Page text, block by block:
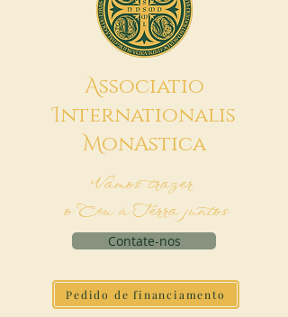
Associatio
Internationalis
MonAstica
Vamos trazer
o Céu à Terra juntos
Contate-nos
Pedido de financiamento